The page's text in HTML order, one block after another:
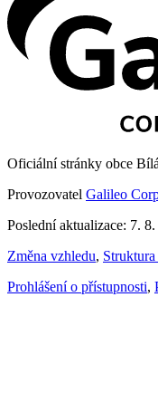
Oficiální stránky obce
Provozovatel Galileo
Poslední aktualizace: 7.
Změna vzhledu,
Prohlášení o přístupnosti,